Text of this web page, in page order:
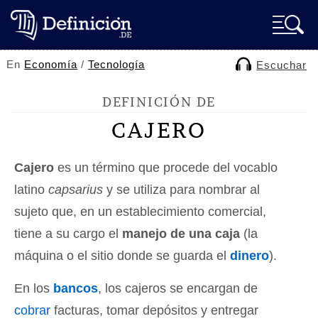
En Economía /Tecnología Escuchar
DEFINICIÓN DE
CAJERO
Cajero es un término que procede del vocablo
latino capsarius y se utiliza para nombrar al
sujeto que, en un establecimiento comercial,
tiene a su cargo el manejo de una caja (la
máquina o el sitio donde se guarda el dinero).
En los bancos, los cajeros se encargan de
cobrar facturas, tomar depósitos y entregar